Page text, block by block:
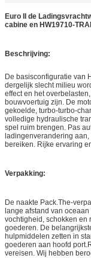
Euro II de
cabine en HW19710-
Beschrijving:
De basisconfiguratie van
dergelijk slecht milieu
effect en het
bouwvoertuig zijn. De
gekoelde, turbo-turbo-
volledige hydraulische
spel ruim brengen. Pas
ladingenverandering
bereiken. Rijke ervaring
Verpakking:
De naakte Pack.The-
lange afstand van
vochtigheid, schokken en
goederen. De
hulpmiddelen zetten in
goederen aan hoofd
vereisen. Wij hebben